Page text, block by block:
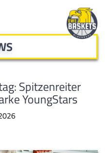
Spitzenreiter
YoungStars